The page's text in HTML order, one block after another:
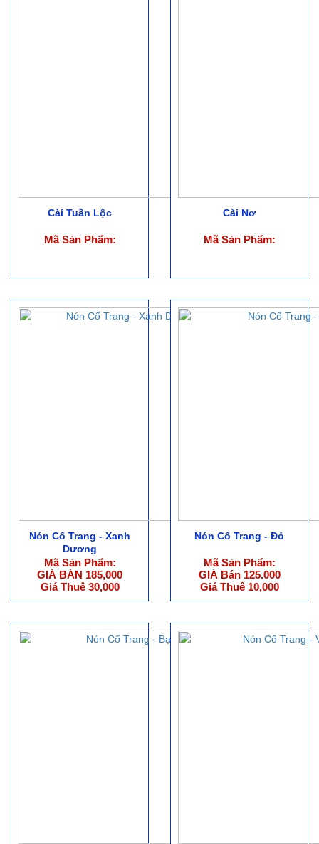
Cài Tuần Lộc
Mã Sản Phẩm:
Cài Nơ
Mã Sản Phẩm:
Nón Cổ Trang - Xanh
Dương
Mã Sản Phẩm:
GIÁ BÁN 185,000
Giá Thuê 30,000
Nón Cổ Trang - Đỏ
Mã Sản Phẩm:
GIÁ Bán 125.000
Giá Thuê 10,000